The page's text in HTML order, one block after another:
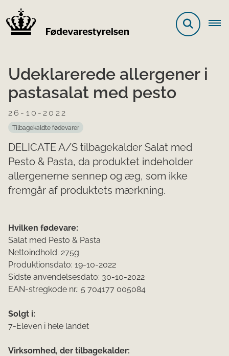
Udeklarerede allergener i
pastasalat med pesto
26-10-2022
Tilbagekaldte fødevarer
DELICATE A/S tilbagekalder Salat med
Pesto & Pasta, da produktet indeholder
allergenerne sennep og æg, som ikke
fremgår af produktets mærkning.
Hvilken fødevare:
Salat med Pesto & Pasta
Nettoindhold: 275g
Produktionsdato: 19-10-2022
Sidste anvendelsesdato: 30-10-2022
EAN-stregkode nr.: 5 704177 005084
Solgt i:
7-Eleven i hele landet
Virksomhed, der tilbagekalder: